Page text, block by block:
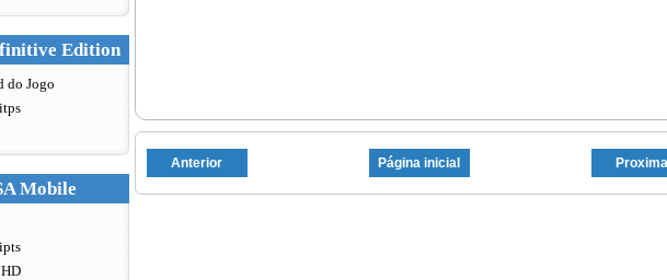
Edition
do Jogo
Mobile
Anterior Proxima
Página inicial